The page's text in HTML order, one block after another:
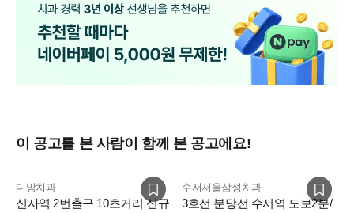
이 공고를 본 사람이 함께 본 공고에요!
디앙치과
신사역 2번출구 10초거리 신규
수서서울삼성치과
3호선 분당선 수서역 도보2분/